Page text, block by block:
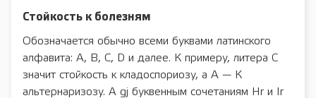
Стойкость к болезням
Обозначается обычно всеми буквами латинского
алфавита: A, B, С, D и далее. К примеру, литера C
значит стойкость к кладоспориозу, а A — К
альтернаризозу. А gj буквенным сочетаниям Hr и Ir